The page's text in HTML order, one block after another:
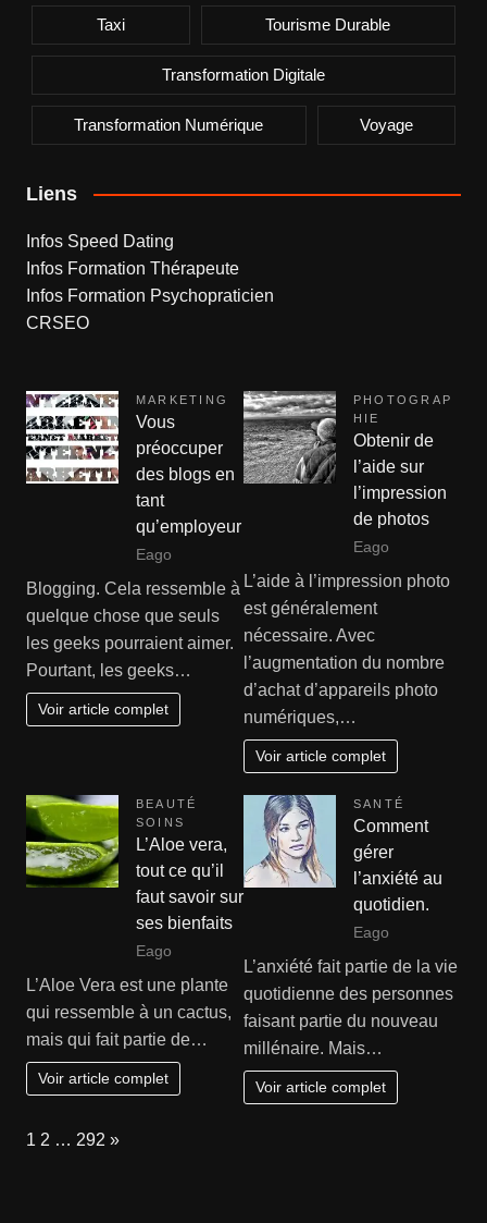
Taxi Tourisme Durable
Transformation Digitale
Transformation Numérique Voyage
Liens
Infos Speed Dating
Infos Formation Thérapeute
Infos Formation Psychopraticien
CRSEO
MARKETING
Vous
préoccuper
des blogs en
tant
qu’employeur
Eago
Blogging. Cela ressemble à
quelque chose que seuls
les geeks pourraient aimer.
Pourtant, les geeks…
Voir article complet
PHOTOGRAP
HIE
Obtenir de
l’aide sur
l’impression
de photos
Eago
L’aide à l’impression photo
est généralement
nécessaire. Avec
l’augmentation du nombre
d’achat d’appareils photo
numériques,…
Voir article complet
BEAUTÉ
SOINS
L’Aloe vera,
tout ce qu’il
faut savoir sur
ses bienfaits
Eago
L’Aloe Vera est une plante
qui ressemble à un cactus,
mais qui fait partie de…
Voir article complet
SANTÉ
Comment
gérer
l’anxiété au
quotidien.
Eago
L’anxiété fait partie de la vie
quotidienne des personnes
faisant partie du nouveau
millénaire. Mais…
Voir article complet
Page:
1 2 … 292 Next
»